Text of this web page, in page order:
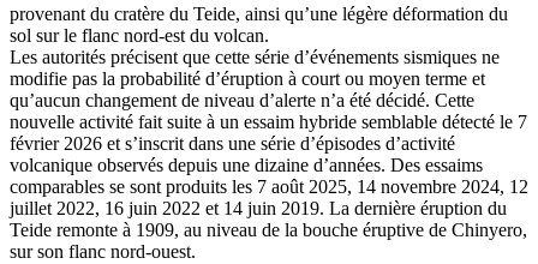
provenant du cratère du Teide, ainsi qu’une légère déformation du
sol sur le flanc nord-est du volcan.
Les autorités précisent que cette série d’événements sismiques ne
modifie pas la probabilité d’éruption à court ou moyen terme et
qu’aucun changement de niveau d’alerte n’a été décidé. Cette
nouvelle activité fait suite à un essaim hybride semblable détecté le 7
février 2026 et s’inscrit dans une série d’épisodes d’activité
volcanique observés depuis une dizaine d’années. Des essaims
comparables se sont produits les 7 août 2025, 14 novembre 2024, 12
juillet 2022, 16 juin 2022 et 14 juin 2019. La dernière éruption du
Teide remonte à 1909, au niveau de la bouche éruptive de Chinyero,
sur son flanc nord-ouest.